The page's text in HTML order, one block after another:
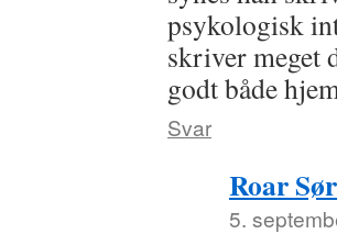
psykologisk
skriver meget
godt både
Svar
Roar
5.